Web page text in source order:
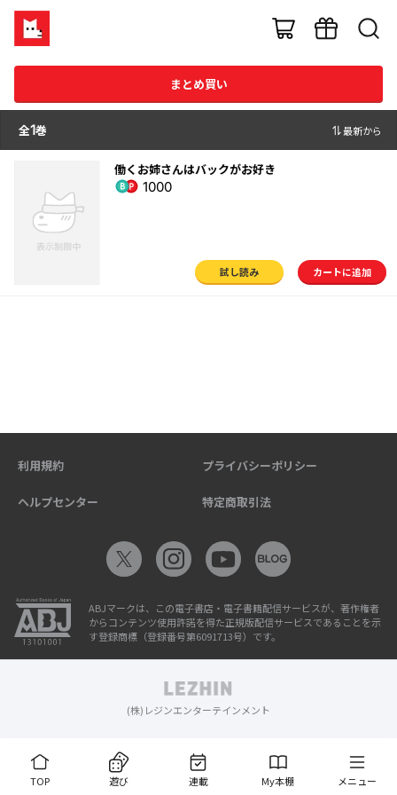
まとめ買い
全1巻 最新から
働くお姉さんはバックがお好き
1000
試し読み カートに追加
TOP 遊び 連載 My本棚 メニュー
利用規約 プライバシーポリシー
ヘルプセンター 特定商取引法
ABJマークは、この電子書店・電子書籍配信サービスが、著作権者
からコンテンツ使用許諾を得た正規版配信サービスであることを示
す登録商標（登録番号第6091713号）です。
(株)レジンエンターテインメント